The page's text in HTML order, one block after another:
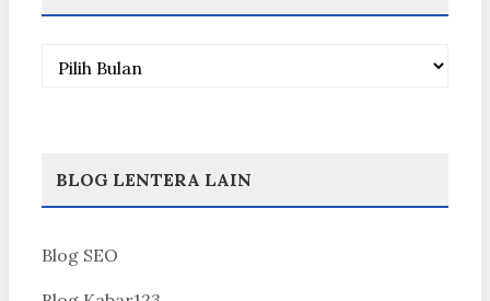
Arsip
BLOG LENTERA LAIN
Blog SEO